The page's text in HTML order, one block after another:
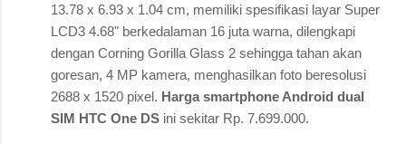
13.78 x 6.93 x 1.04 cm, memiliki spesifikasi layar Super
LCD3 4.68" berkedalaman 16 juta warna, dilengkapi
dengan Corning Gorilla Glass 2 sehingga tahan akan
goresan, 4 MP kamera, menghasilkan foto beresolusi
2688 x 1520 pixel. Harga smartphone Android dual
SIM HTC One DS ini sekitar Rp. 7.699.000.